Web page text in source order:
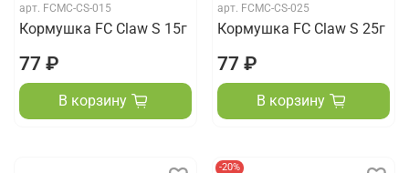
арт. FCMC-CS-015
Кормушка FC Claw S 15г
77 ₽
В корзину
арт. FCMC-CS-025
Кормушка FC Claw S 25г
77 ₽
В корзину
-20%